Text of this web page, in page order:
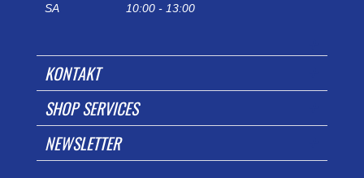
SA
10:00 - 13:00
KONTAKT
SHOP SERVICES
NEWSLETTER